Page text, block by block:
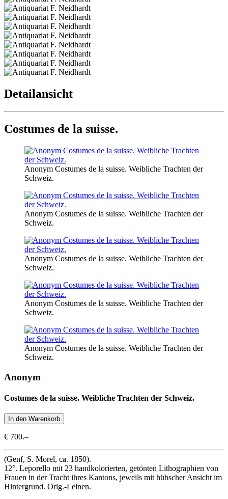
Detailansicht
Costumes de la suisse.
Anonym Costumes de la suisse. Weibliche Trachten der
Schweiz.
Anonym Costumes de la suisse. Weibliche Trachten der
Schweiz.
Anonym Costumes de la suisse. Weibliche Trachten der
Schweiz.
Anonym Costumes de la suisse. Weibliche Trachten der
Schweiz.
Anonym Costumes de la suisse. Weibliche Trachten der
Schweiz.
Anonym
Costumes de la suisse. Weibliche Trachten der Schweiz.
€ 700.–
(Genf, S. Morel, ca. 1850).
12°. Leporello mit 23 handkolorierten, getönten Lithographien von
Frauen in der Tracht ihres Kantons, jeweils mit hübscher Ansicht im
Hintergrund. Orig.-Leinen.